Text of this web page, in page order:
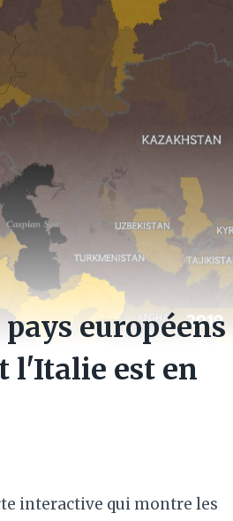
européens
l'Italie est en
interactive qui montre les